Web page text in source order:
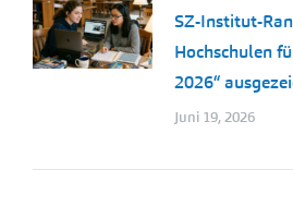
SZ-Institut-
Hochschulen
2026“
Juni 19, 2026